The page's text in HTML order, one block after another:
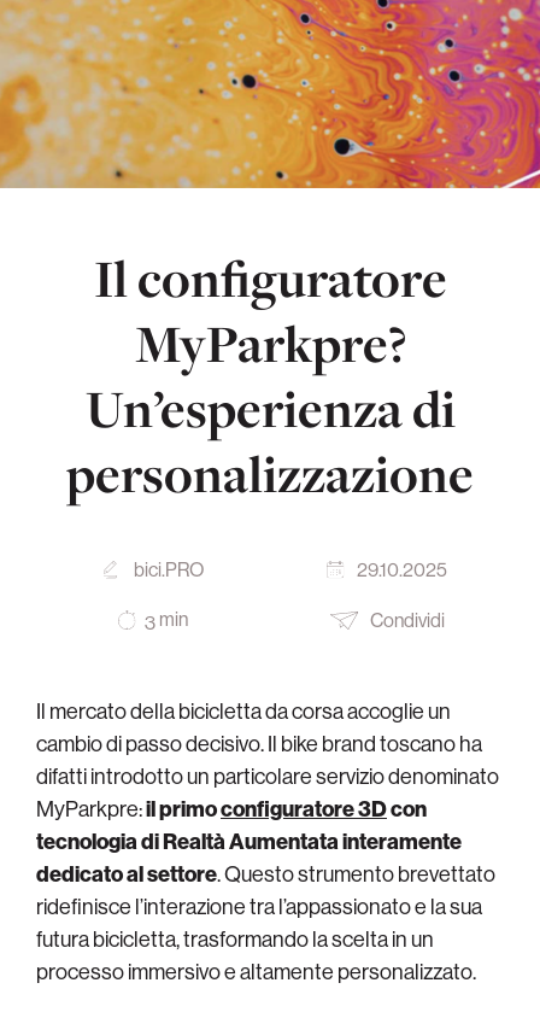
Il configuratore
MyParkpre?
Un’esperienza di
personalizzazione
bici.PRO 29.10.2025
3 min Condividi
Il mercato della bicicletta da corsa accoglie un
cambio di passo decisivo. Il bike brand toscano ha
difatti introdotto un particolare servizio denominato
MyParkpre:il primoconfiguratore 3Dcon
tecnologia di Realtà Aumentata interamente
dedicato al settore. Questo strumento brevettato
ridefinisce l’interazione tra l’appassionato e la sua
futura bicicletta, trasformando la scelta in un
processo immersivo e altamente personalizzato.